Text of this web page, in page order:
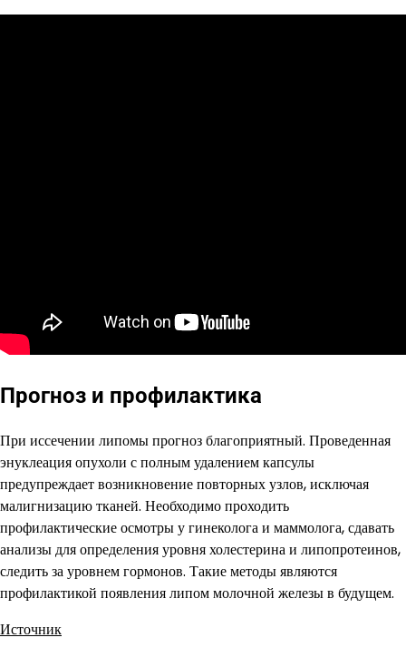
Прогноз и профилактика
При иссечении липомы прогноз благоприятный. Проведенная
энуклеация опухоли с полным удалением капсулы
предупреждает возникновение повторных узлов, исключая
малигнизацию тканей. Необходимо проходить
профилактические осмотры у гинеколога и маммолога, сдавать
анализы для определения уровня холестерина и липопротеинов,
следить за уровнем гормонов. Такие методы являются
профилактикой появления липом молочной железы в будущем.
Источник